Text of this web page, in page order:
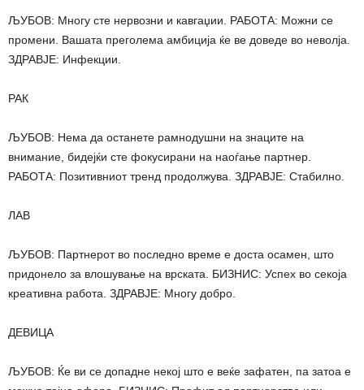
ЉУБОВ: Многу сте нервозни и кавгаџии. РАБОТА: Можни се
промени. Вашата преголема амбиција ќе ве доведе во неволја.
ЗДРАВЈЕ: Инфекции.
РАК
ЉУБОВ: Нема да останете рамнодушни на знаците на
внимание, бидејќи сте фокусирани на наоѓање партнер.
РАБОТА: Позитивниот тренд продолжува. ЗДРАВЈЕ: Стабилно.
ЛАВ
ЉУБОВ: Партнерот во последно време е доста осамен, што
придонело за влошување на врската. БИЗНИС: Успех во секоја
креативна работа. ЗДРАВЈЕ: Многу добро.
ДЕВИЦА
ЉУБОВ: Ќе ви се допадне некој што е веќе зафатен, па затоа е